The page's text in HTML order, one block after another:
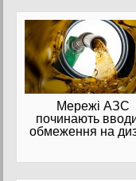
Мережі АЗС
починають
обмеження на